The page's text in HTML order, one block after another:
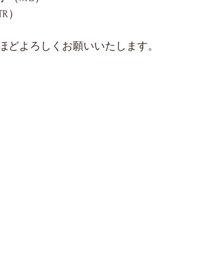
）
どよろしくお願いいたします。